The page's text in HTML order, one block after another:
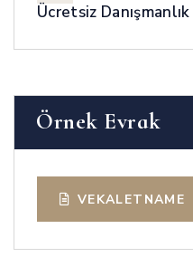
Ücretsiz Danışmanlık
Örnek Evrak
VEKALETNAME